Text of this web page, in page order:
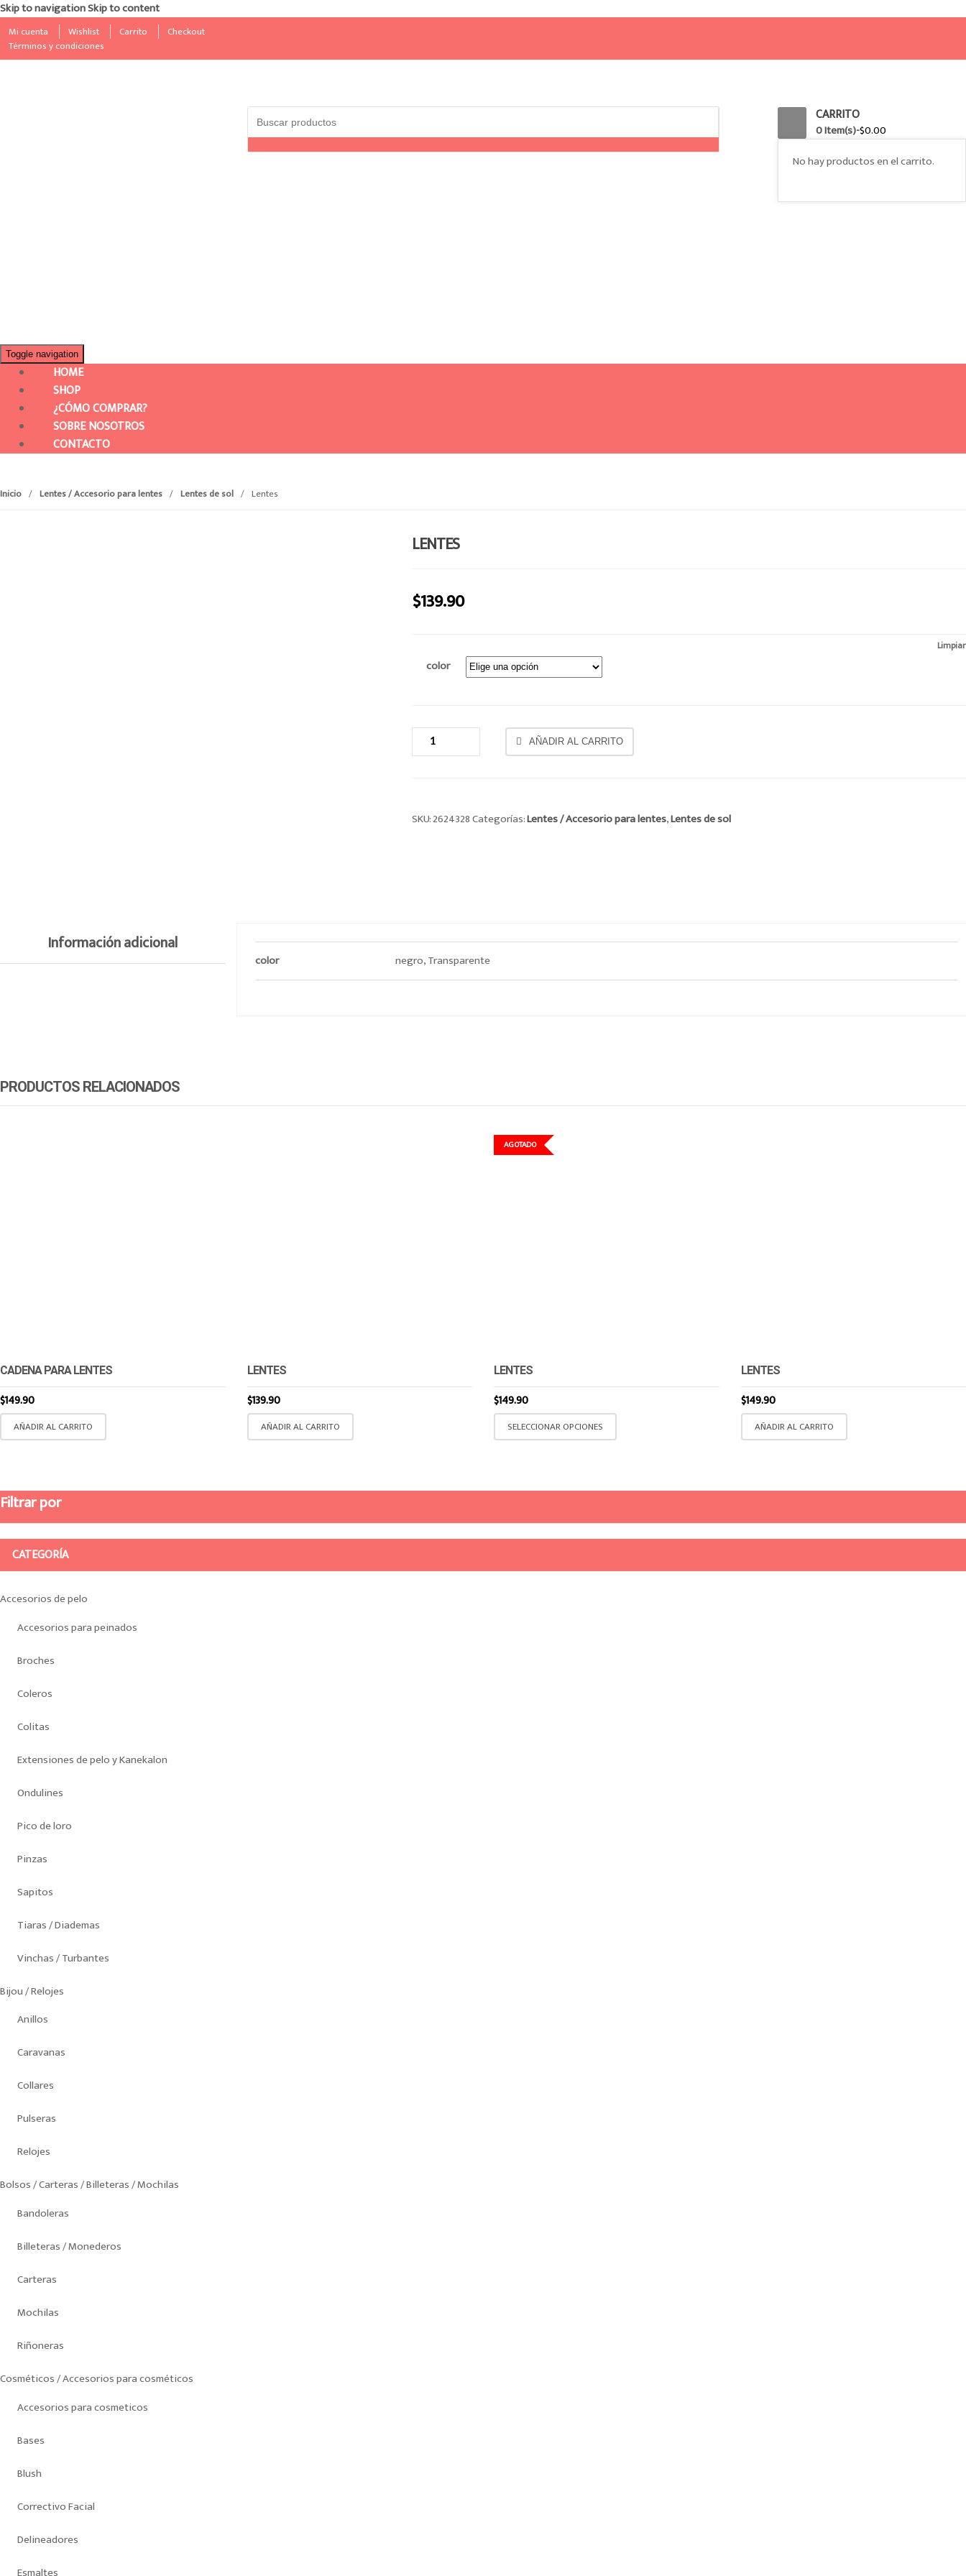
Skip to navigationSkip to content
Mi cuenta Wishlist Carrito
Checkout
Términos y condiciones
Search for: CARRITO
0 Item(s)-$0.00
No hay productos en el carrito.
Toggle navigation
HOME
SHOP
¿CÓMO COMPRAR?
SOBRE NOSOTROS
CONTACTO
Inicio / Lentes / Accesorio para lentes / Lentes de sol / Lentes
LENTES
$139.90
color
Limpiar
LENTES CANTIDAD AÑADIR AL CARRITO
SKU:2624328Categorías:Lentes / Accesorio para lentes,Lentes de sol
Información adicional
color negro, Transparente
PRODUCTOS RELACIONADOS
CADENA PARA LENTES
$149.90
AÑADIR AL CARRITO
LENTES
$139.90
AÑADIR AL CARRITO
AGOTADO
LENTES
$149.90
SELECCIONAR OPCIONES
producto
LENTES
$149.90
AÑADIR AL CARRITO
Filtrar por
CATEGORÍA
Accesorios de pelo
Accesorios para peinados
Broches
Coleros
Colitas
Extensiones de pelo y Kanekalon
Ondulines
Pico de loro
Pinzas
Sapitos
Tiaras / Diademas
Vinchas / Turbantes
Bijou / Relojes
Anillos
Caravanas
Collares
Pulseras
Relojes
Bolsos / Carteras / Billeteras / Mochilas
Bandoleras
Billeteras / Monederos
Carteras
Mochilas
Riñoneras
Cosméticos / Accesorios para cosméticos
Accesorios para cosmeticos
Bases
Blush
Correctivo Facial
Delineadores